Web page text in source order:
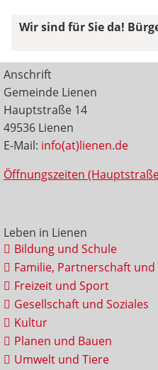
Wir sind für Sie da!
Anschrift
Gemeinde Lienen
Hauptstraße 14
49536 Lienen
E-Mail: info(at)lienen.de
Öffnungszeiten
Leben in Lienen
Bildung und Schule
Familie, Partnerschaft
Freizeit und Sport
Gesellschaft und Soziales
Kultur
Planen und Bauen
Umwelt und Tiere